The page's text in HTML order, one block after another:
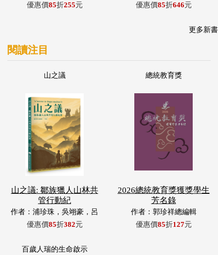
優惠價85折255元 優惠價85折646元
更多新書
閱讀注目
山之議
山之議: 鄒族獵人山林共
管行動紀
作者：浦珍珠，吳翊豪，呂
翊齊，張惠東，許玉青，王
優惠價85折382元
總統教育獎
2026總統教育獎獲獎學生
芳名錄
作者：郭珍祥總編輯
優惠價85折127元
百歲人瑞的生命啟示